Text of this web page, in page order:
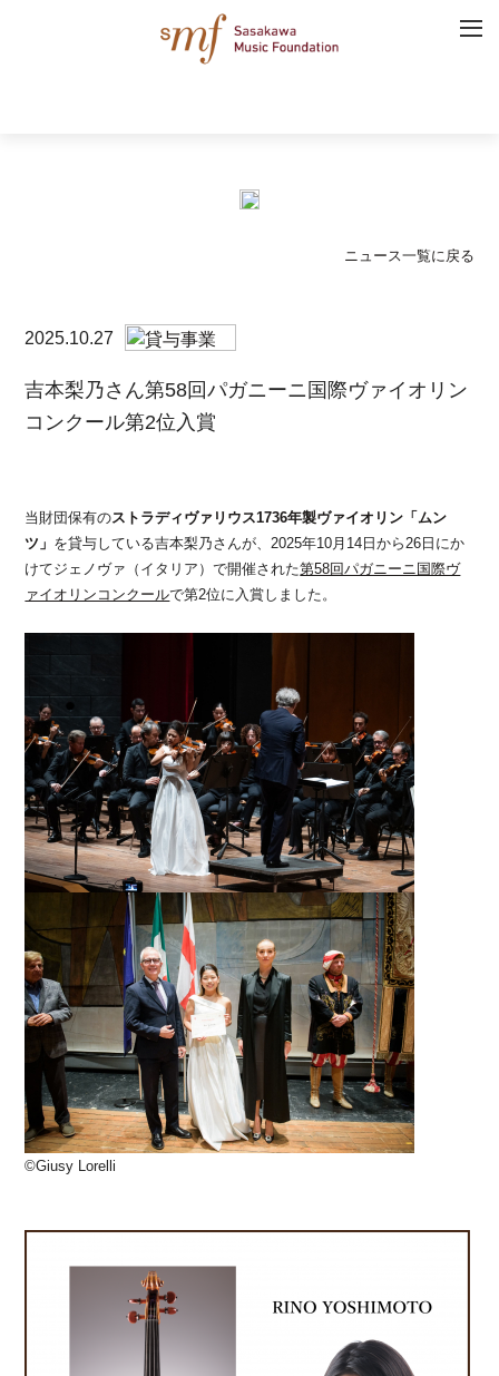
ニュース一覧に戻る
2025.10.27
吉本梨乃さん第58回パガニーニ国際ヴァイオリン
コンクール第2位入賞
当財団保有のストラディヴァリウス1736年製ヴァイオリン「ムン
ツ」 を貸与している吉本梨乃さんが、2025年10月14日から26日にか
けてジェノヴァ（イタリア）で開催された第58回パガニーニ国際ヴ
ァイオリンコンクールで第2位に入賞しました。
©Giusy Lorelli